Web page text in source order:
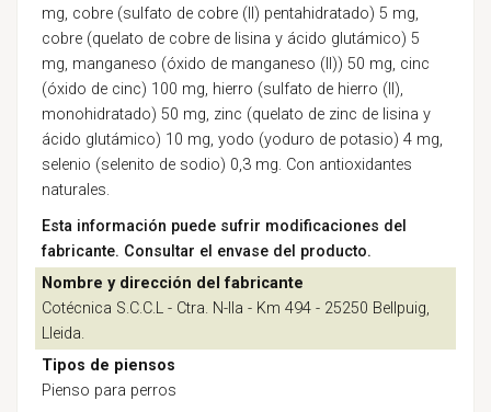
mg, cobre (sulfato de cobre (II) pentahidratado) 5 mg,
cobre (quelato de cobre de lisina y ácido glutámico) 5
mg, manganeso (óxido de manganeso (II)) 50 mg, cinc
(óxido de cinc) 100 mg, hierro (sulfato de hierro (II),
monohidratado) 50 mg, zinc (quelato de zinc de lisina y
ácido glutámico) 10 mg, yodo (yoduro de potasio) 4 mg,
selenio (selenito de sodio) 0,3 mg. Con antioxidantes
naturales.
Esta información puede sufrir modificaciones del
fabricante. Consultar el envase del producto.
Nombre y dirección del fabricante
Cotécnica S.C.C.L - Ctra. N-lla - Km 494 - 25250 Bellpuig,
Lleida.
Tipos de piensos
Pienso para perros